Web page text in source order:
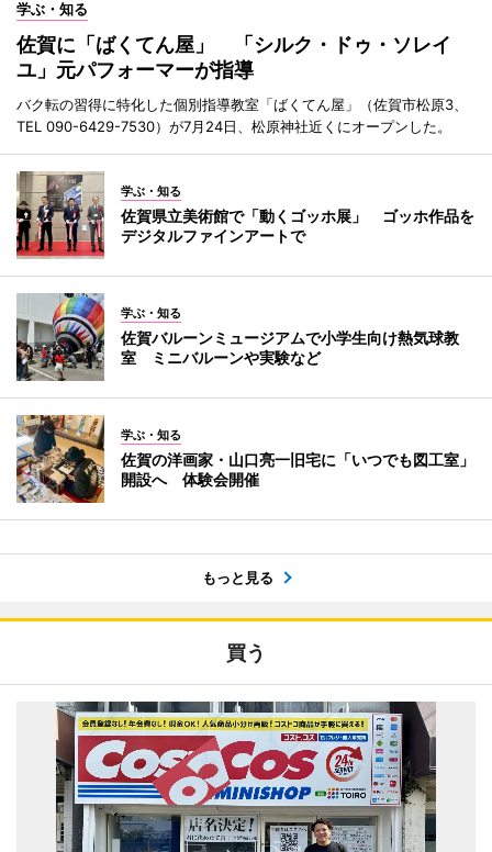
学ぶ・知る
佐賀に「ばくてん屋」 「シルク・ドゥ・ソレイ
ユ」元パフォーマーが指導
バク転の習得に特化した個別指導教室「ばくてん屋」（佐賀市松原3、
TEL 090-6429-7530）が7月24日、松原神社近くにオープンした。
学ぶ・知る
佐賀県立美術館で「動くゴッホ展」 ゴッホ作品を
デジタルファインアートで
学ぶ・知る
佐賀バルーンミュージアムで小学生向け熱気球教
室 ミニバルーンや実験など
学ぶ・知る
佐賀の洋画家・山口亮一旧宅に「いつでも図工室」
開設へ 体験会開催
もっと見る
買う